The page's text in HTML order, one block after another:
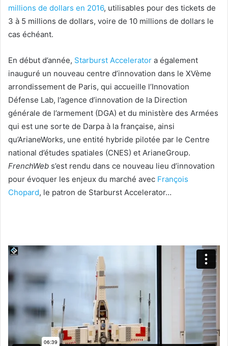
millions de dollars en 2016, utilisables pour des tickets de
3 à 5 millions de dollars, voire de 10 millions de dollars le
cas échéant.
En début d’année, Starburst Accelerator a également
inauguré un nouveau centre d’innovation dans le XVème
arrondissement de Paris, qui accueille l’Innovation
Défense Lab, l’agence d’innovation de la Direction
générale de l’armement (DGA) et du ministère des Armées
qui est une sorte de Darpa à la française, ainsi
qu’ArianeWorks, une entité hybride pilotée par le Centre
national d’études spatiales (CNES) et ArianeGroup.
FrenchWeb s’est rendu dans ce nouveau lieu d’innovation
pour évoquer les enjeux du marché avec François
Chopard, le patron de Starburst Accelerator…